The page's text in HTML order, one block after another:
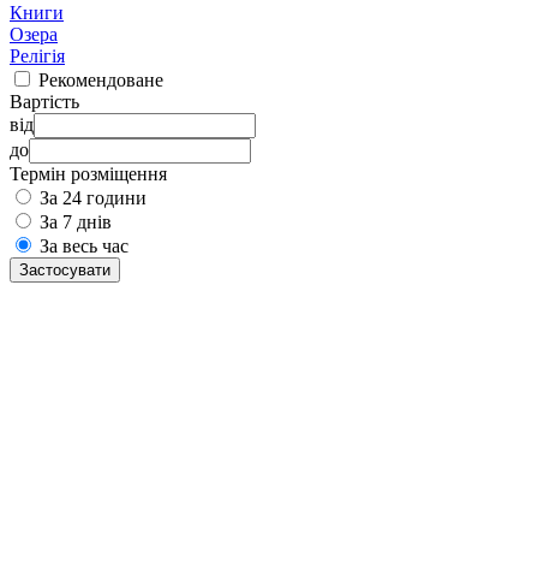
Книги
Озера
Релігія
Рекомендоване
Вартість
від
до
Термін розміщення
За 24 години
За 7 днів
За весь час
Застосувати